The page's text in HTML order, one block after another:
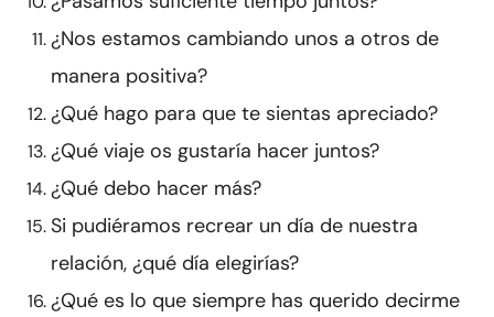
¿Nos estamos cambiando unos a otros de
manera positiva?
¿Qué hago para que te sientas apreciado?
¿Qué viaje os gustaría hacer juntos?
¿Qué debo hacer más?
Si pudiéramos recrear un día de nuestra
relación, ¿qué día elegirías?
¿Qué es lo que siempre has querido decirme